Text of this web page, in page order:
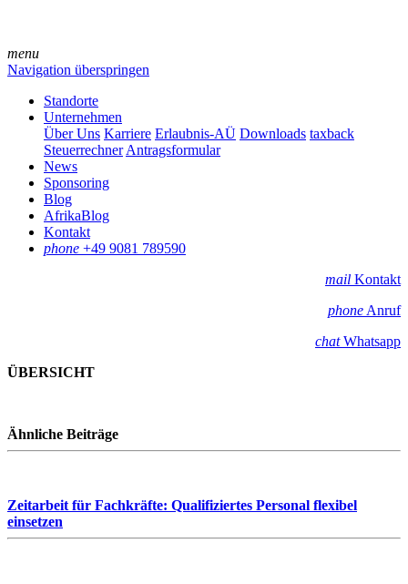
menu
Navigation überspringen
Standorte
Unternehmen
Über Uns Karriere Erlaubnis-AÜ Downloads taxback
Steuerrechner Antragsformular
News
Sponsoring
Blog
AfrikaBlog
Kontakt
phone +49 9081 789590
mail Kontakt
phone Anruf
chatWhatsapp
ÜBERSICHT
Ähnliche Beiträge
Zeitarbeit für Fachkräfte: Qualifiziertes Personal flexibel
einsetzen